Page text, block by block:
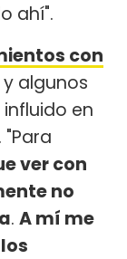
ahí".
con
algunos
en
ver con
no
. A mí me